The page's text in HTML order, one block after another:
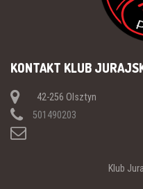
KONTAKT KLUB
42-256 Olsztyn
501490203
Klub